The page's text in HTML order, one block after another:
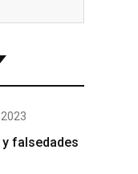
falsedades